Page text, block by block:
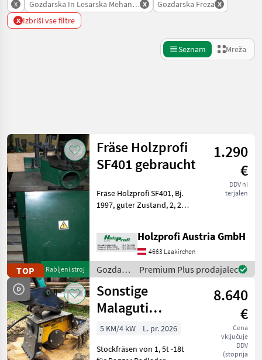
x Gozdarska In Lesarska Mehanizacija
x Gozdarska Freza x
x Izbriši vse filtre
Seznam Mreža
Kategorija 3 Država Filtri
TRENUTNA
POT
Gozdarska
tehnika
Gozdarska In
Lesarska
Gozdarska
Freza
IZBERITE
KATEGORIJO
Sonstige
18
Ponastavi
Prikaži 21
rezultatov
TOP Rabljeni stroj
Fräse Holzprofi
SF401 gebraucht
1.290
€
DDV ni
terjalen
Fräse Holzprofi SF401, Bj.
1997, guter Zustand, 2, 2
Tischbreite, 120
kgPreisänderungen
vorbehalten, Irrtümer,
Druck- und Satzfehl
Holzprofi Austria GmbH
4663 Laakirchen
Gozdarska
in
lesarska
mehanizacija
/
Holzprofi
Premium Plus prodajalec
Sonstige
Malaguti
Stockfräse
8.640
€
Cena
vključuje
DDV
(stopnja
5 KM/4 kW
L. pr. 2026
Stockfräsen von 1, 5t -18t